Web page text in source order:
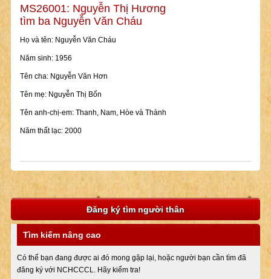
MS26001: Nguyễn Thị Hương
tìm ba Nguyễn Văn Cháu
Họ và tên: Nguyễn Văn Cháu
Năm sinh: 1956
Tên cha: Nguyễn Văn Hơn
Tên mẹ: Nguyễn Thị Bốn
Tên anh-chị-em: Thanh, Nam, Hòe và Thành
Năm thất lạc: 2000
Đăng ký tìm người thân
Tìm kiếm nâng cao
Có thể bạn đang được ai đó mong gặp lại, hoặc người bạn cần tìm đã
đăng ký với NCHCCCL. Hãy kiểm tra!